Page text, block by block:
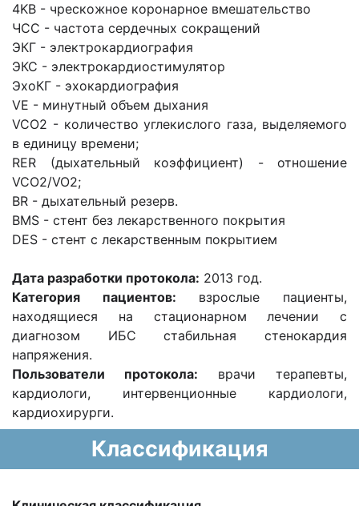
4KB - чрескожное коронарное вмешательство
ЧСС - частота сердечных сокращений
ЭКГ - электрокардиография
ЭКС - электрокардиостимулятор
ЭхоКГ - эхокардиография
VE - минутный объем дыхания
VCO2 - количество углекислого газа, выделяемого
в единицу времени;
RER (дыхательный коэффициент) - отношение
VCO2/VO2;
BR - дыхательный резерв.
BMS - стент без лекарственного покрытия
DES - стент с лекарственным покрытием
Дата разработки протокола: 2013 год.
Категория пациентов: взрослые пациенты,
находящиеся на стационарном лечении с
диагнозом ИБС стабильная стенокардия
напряжения.
Пользователи протокола: врачи терапевты,
кардиологи, интервенционные кардиологи,
кардиохирурги.
Классификация